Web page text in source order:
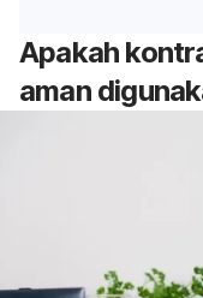
Apakah
aman